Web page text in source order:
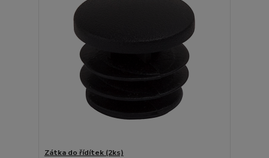
Zátka do řídítek (2ks)